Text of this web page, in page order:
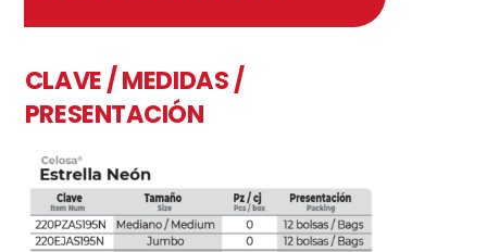
CLAVE / MEDIDAS /
PRESENTACIÓN